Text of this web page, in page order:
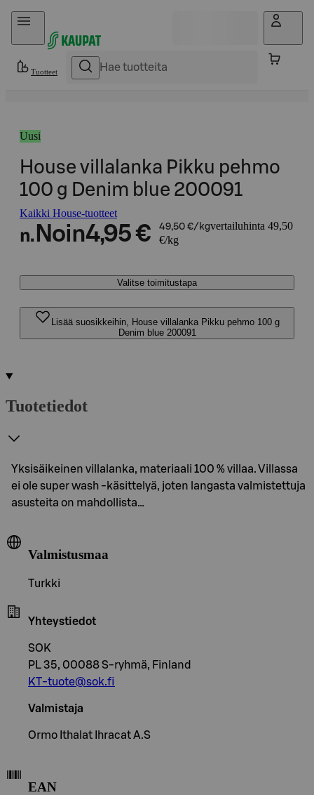
Hyppää sisältöön
Tuotteet
Uusi
House villalanka Pikku pehmo
100 g Denim blue 200091
Kaikki House-tuotteet
n. Noin4,95 € 49,50 €/kgvertailuhinta 49,50
€/kg
Valitse toimitustapa
Lisää suosikkeihin, House villalanka Pikku pehmo 100 g
Denim blue 200091
Tuotetiedot
Yksisäikeinen villalanka, materiaali 100 % villaa. Villassa
ei ole super wash -käsittelyä, joten langasta valmistettuja
asusteita on mahdollista…
Valmistusmaa
Turkki
Yhteystiedot
SOK
PL 35, 00088 S-ryhmä, Finland
KT-tuote@sok.fi
Valmistaja
Ormo Ithalat Ihracat A.S
EAN